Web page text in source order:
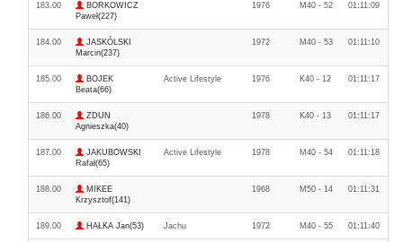
183.00
BORKOWICZ
Paweł(227)
1976 M40 - 52 01:11:09
184.00
JASKÓLSKI
Marcin(237)
1972 M40 - 53 01:11:10
185.00
BOJEK
Beata(66)
Active Lifestyle 1976 K40 - 12 01:11:17
186.00
ZDUN
Agnieszka(40)
1978 K40 - 13 01:11:17
187.00
JAKUBOWSKI
Rafał(65)
Active Lifestyle 1978 M40 - 54 01:11:18
188.00
MIKEE
Krzysztof(141)
1968 M50 - 14 01:11:31
189.00 HAŁKA Jan(53) Jachu 1972 M40 - 55 01:11:40